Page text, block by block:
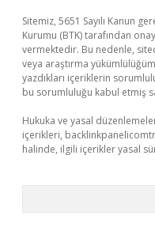
Sitemiz, 5651 Sayılı Kanun
Kurumu (BTK) tarafından
vermektedir. Bu nedenle,
veya araştırma
yazdıkları içeriklerin
bu sorumluluğu kabul etmiş
Hukuka ve yasal
içerikleri,
halinde, ilgili içerikler yasal